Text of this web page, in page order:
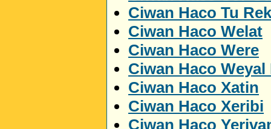
Ciwan Haco Tu
Ciwan Haco Welat
Ciwan Haco Were
Ciwan Haco Weyal
Ciwan Haco Xatin
Ciwan Haco Xeribi
Ciwan Haco